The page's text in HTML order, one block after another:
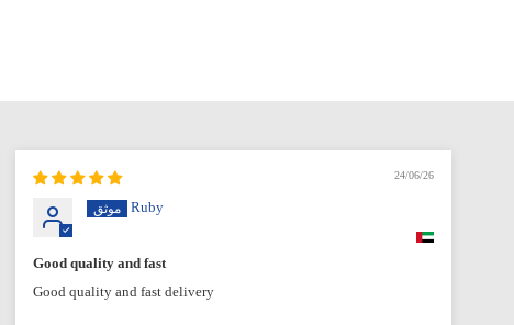
24/06/26
Ruby
Good quality and fast
Good quality and fast delivery